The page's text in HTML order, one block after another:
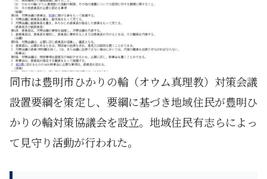
同市は豊明市ひかりの輪（オウム真理教）対策会議
設置要綱を策定し、要綱に基づき地域住民が豊明ひ
かりの輪対策協議会を設立。地域住民有志らによっ
て見守り活動が行われた。